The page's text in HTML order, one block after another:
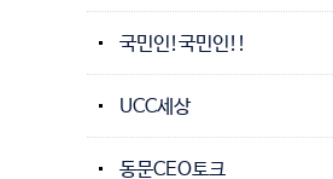
국민인!국민인!!
UCC세상
동문CEO토크